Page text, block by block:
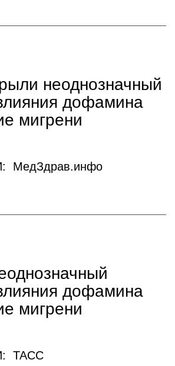
неоднозначный
дофамина
мигрени
МедЗдрав.инфо
дофамина
мигрени
ТАСС